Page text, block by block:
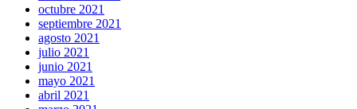
octubre 2021
septiembre 2021
agosto 2021
julio 2021
junio 2021
mayo 2021
abril 2021